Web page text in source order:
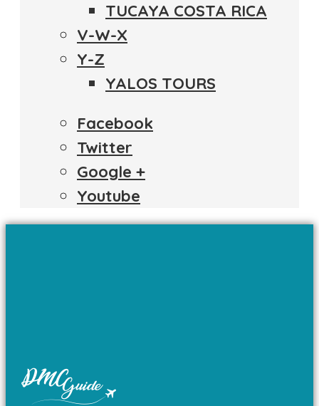
TUCAYA COSTA RICA
V-W-X
Y-Z
YALOS TOURS
Facebook
Twitter
Google +
Youtube